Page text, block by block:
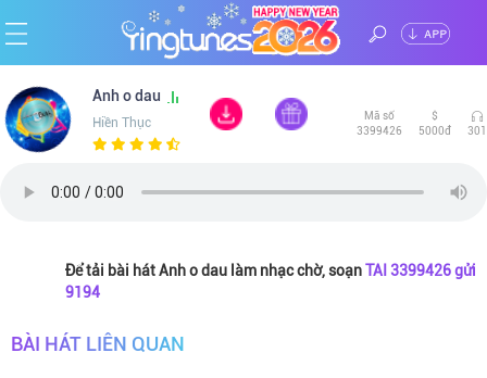
ĐĂNG
NHẬP
Trang
chủ
Ca
Chủ
Anh o dau
Hiền Thục
Mã số
3399426
$
5000đ
301
Để tải bài hát Anh o dau làm nhạc chờ, soạnTAI 3399426 gửi
9194
BÀI HÁT LIÊN QUAN